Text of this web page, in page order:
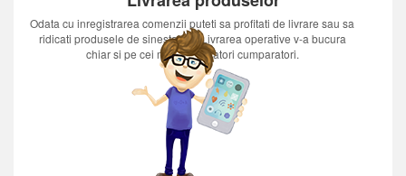
Odata cu inregistrarea comenzii puteti sa profitati de livrare sau sa
ridicati produsele de sinestatator.Livrarea operative v-a bucura
chiar si pe cei mai nerabdatori cumparatori.